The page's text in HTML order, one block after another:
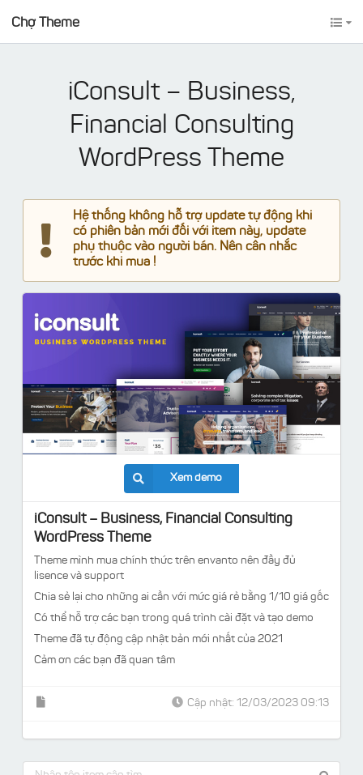
Chợ Theme
iConsult – Business,
Financial Consulting
WordPress Theme
Hệ thống không hỗ trợ update tự động khi
có phiên bản mới đối với item này, update
phụ thuộc vào người bán. Nên cân nhắc
trước khi mua !
Xem demo
iConsult – Business, Financial Consulting
WordPress Theme
Theme mình mua chính thức trên envanto nên đầy đủ
lisence và support
Chia sẻ lại cho những ai cần với mức giá rẻ bằng 1/10 giá gốc
Có thể hỗ trợ các bạn trong quá trình cài đặt và tạo demo
Theme đã tự động cập nhật bản mới nhất của 2021
Cảm ơn các bạn đã quan tâm
Cập nhật: 12/03/2023 09:13